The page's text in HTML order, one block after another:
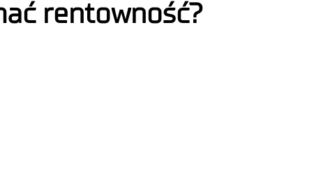
rentowność?